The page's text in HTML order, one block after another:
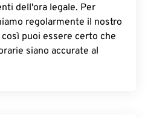
dell'ora legale. Per
regolarmente il nostro
puoi essere certo che
siano accurate al